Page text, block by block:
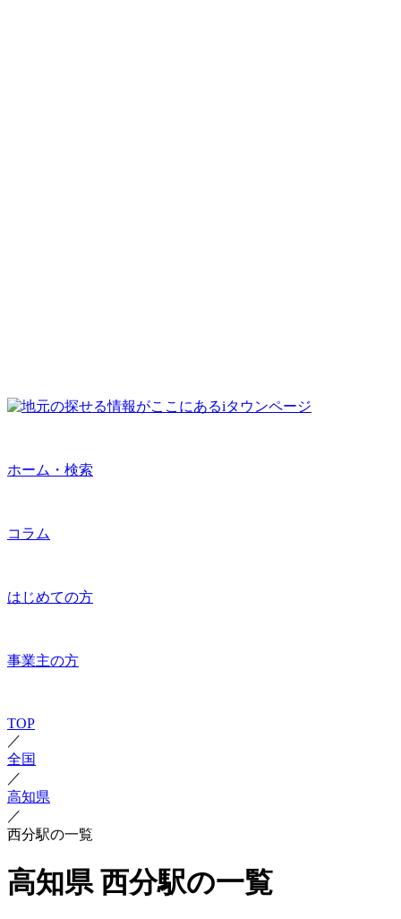
ホーム・検索
コラム
はじめての方
事業主の方
TOP
／
全国
／
高知県
／
西分駅の一覧
高知県 西分駅の一覧